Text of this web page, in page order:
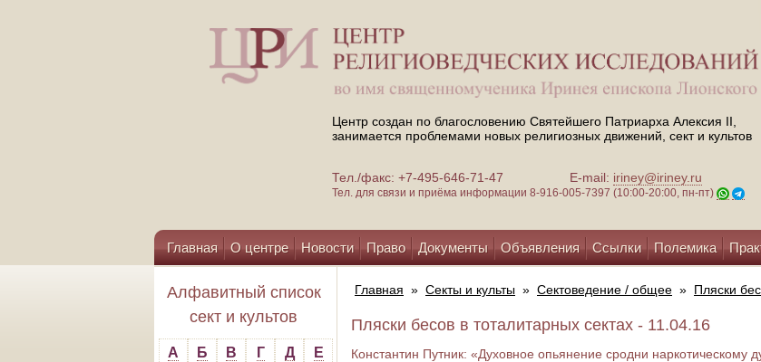
Центр создан по благословению Святейшего Патриарха Алексия II,
занимается проблемами новых религиозных движений, сект и культов
Тел./факс: +7-495-646-71-47 E-mail: iriney@iriney.ru
Тел. для связи и приёма информации 8-916-005-7397 (10:00-20:00, пн-пт)
Главная О центре Новости Право Документы Объявления Ссылки Полемика
Помощь центру
Алфавитный список
сект и культов
А Б В Г Д
Е
Главная » Секты и культы » Сектоведение / общее » Пляски
Пляски бесов в тоталитарных сектах - 11.04.16
Константин Путник: «Духовное опьянение сродни наркотическому